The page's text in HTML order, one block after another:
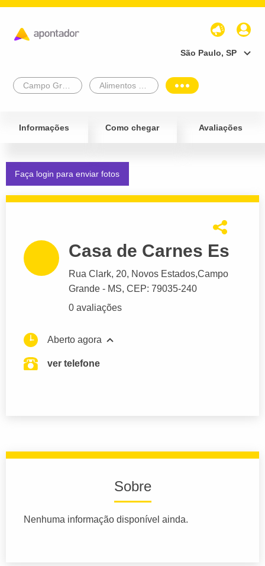
São Paulo, SP
Informações Como chegar Avaliações
Faça login para enviar fotos
Casa de Carnes Es
Rua Clark, 20, Novos Estados,Campo
Grande - MS, CEP: 79035-240
0 avaliações
Aberto agora
ver telefone
Sobre
Nenhuma informação disponível ainda.